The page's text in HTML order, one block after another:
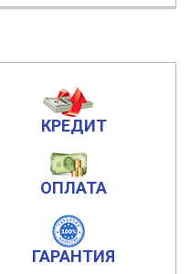
КРЕДИТ
ОПЛАТА
ГАРАНТИЯ